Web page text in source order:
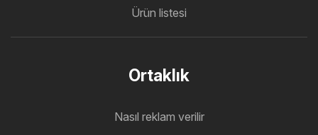
Ürün listesi
Ortaklık
Nasıl reklam verilir